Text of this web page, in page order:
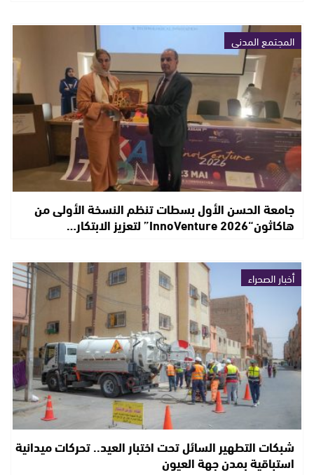
المجتمع المدني
جامعة الحسن الأول بسطات تنظم النسخة الأولى من
هاكاثون“InnoVenture 2026” لتعزيز الابتكار…
أخبار الصحراء
شبكات التطهير السائل تحت اختبار العيد.. تحركات ميدانية
استباقية بمدن جهة العيون